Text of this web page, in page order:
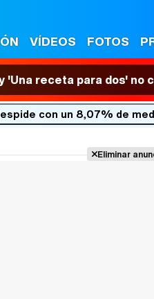
VÍDEOS FOTOS
'Una receta para dos'
con un 8,07% de
Eliminar